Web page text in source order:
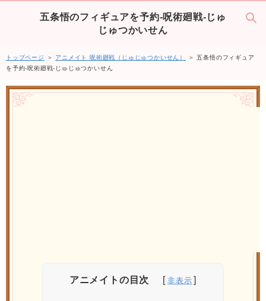
五条悟のフィギュアを予約-呪術廻戦-じゅ
じゅつかいせん
トップページ ＞ アニメイト 呪術廻戦（じゅじゅつかいせん）
＞ 五条悟のフィギュア
を予約-呪術廻戦-じゅじゅつかいせん
アニメイトの目次